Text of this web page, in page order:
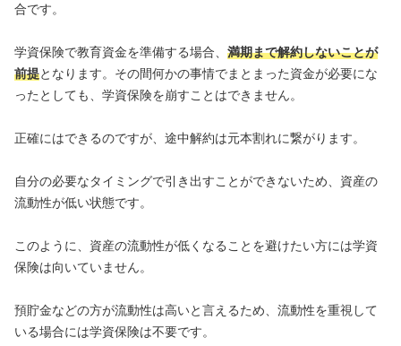
合です。
学資保険で教育資金を準備する場合、 満期まで解約しないことが
前提となります。その間何かの事情でまとまった資金が必要にな
ったとしても、学資保険を崩すことはできません。
正確にはできるのですが、途中解約は元本割れに繋がります。
自分の必要なタイミングで引き出すことができないため、資産の
流動性が低い状態です。
このように、資産の流動性が低くなることを避けたい方には学資
保険は向いていません。
預貯金などの方が流動性は高いと言えるため、流動性を重視して
いる場合には学資保険は不要です。